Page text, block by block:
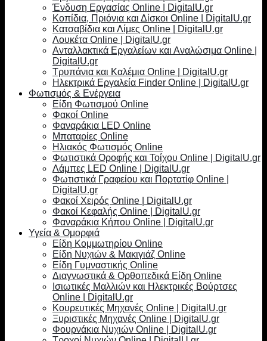
Ένδυση Εργασίας Online | DigitalU.gr
Κοπίδια, Πριόνια και Δίσκοι Online | DigitalU.gr
Κατσαβίδια και Λίμες Online | DigitalU.gr
Λουκέτα Online | DigitalU.gr
Ανταλλακτικά Εργαλείων και Αναλώσιμα Online |
DigitalU.gr
Τρυπάνια και Καλέμια Online | DigitalU.gr
Ηλεκτρικά Εργαλεία Finder Online | DigitalU.gr
Φωτισμός & Ενέργεια
Είδη Φωτισμού Online
Φακοί Online
Φαναράκια LED Online
Μπαταρίες Online
Ηλιακός Φωτισμός Online
Φωτιστικά Οροφής και Τοίχου Online | DigitalU.gr
Λάμπες LED Online | DigitalU.gr
Φωτιστικά Γραφείου και Πορτατίφ Online |
DigitalU.gr
Φακοί Χειρός Online | DigitalU.gr
Φακοί Κεφαλής Online | DigitalU.gr
Φαναράκια Κήπου Online | DigitalU.gr
Υγεία & Ομορφιά
Είδη Κομμωτηρίου Online
Είδη Νυχιών & Μακιγιάζ Online
Είδη Γυμναστικής Online
Διαγνωστικά & Ορθοπεδικά Είδη Online
Ισιωτικές Μαλλιών και Ηλεκτρικές Βούρτσες
Online | DigitalU.gr
Κουρευτικές Μηχανές Online | DigitalU.gr
Ξυριστικές Μηχανές Online | DigitalU.gr
Φουρνάκια Νυχιών Online | DigitalU.gr